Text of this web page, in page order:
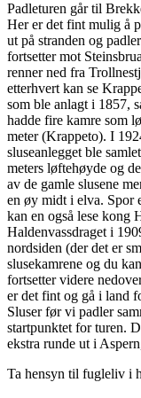
Padleturen går til
Her er det fint mulig å
ut på stranden og
fortsetter mot
renner ned fra
etterhvert kan se
som ble anlagt i 1857,
hadde fire kamre som
meter (Krappeto). I
sluseanlegget ble
meters løftehøyde og
av de gamle slusene
en øy midt i elva. Spor
kan en også lese kong
Haldenvassdraget i
nordsiden (der det er
slusekamrene og du
fortsetter videre
er det fint og gå i land
Sluser før vi padler
startpunktet for turen.
ekstra runde ut i
Ta hensyn til fugleliv i